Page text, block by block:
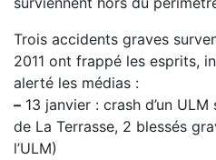
Trois accidents graves
2011 ont frappé les esprits,
alerté les médias :
– 13 janvier : crash d’un
de La Terrasse, 2 blessés
l’ULM)